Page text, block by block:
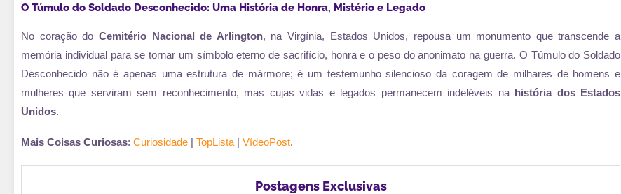
O Túmulo do Soldado Desconhecido: Uma História de Honra, Mistério e Legado
No coração do Cemitério Nacional de Arlington, na Virgínia, Estados Unidos, repousa um monumento que transcende a
memória individual para se tornar um símbolo eterno de sacrifício, honra e o peso do anonimato na guerra. O Túmulo do Soldado
Desconhecido não é apenas uma estrutura de mármore; é um testemunho silencioso da coragem de milhares de homens e
mulheres que serviram sem reconhecimento, mas cujas vidas e legados permanecem indeléveis na história dos Estados
Unidos.
Mais Coisas Curiosas: Curiosidade | TopLista | VídeoPost.
Postagens Exclusivas